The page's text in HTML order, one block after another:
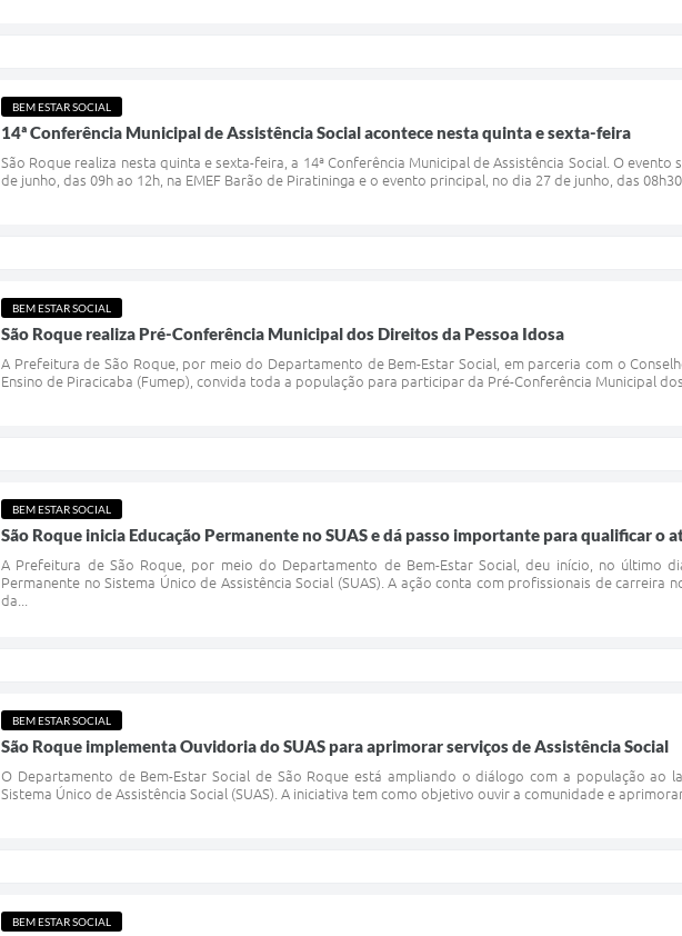
BEM ESTAR SOCIAL
14ª Conferência Municipal de Assistência Social acontece nesta quinta e sexta-feira
São Roque realiza nesta quinta e sexta-feira, a 14ª Conferência Municipal de Assistência Social. O
de junho, das 09h ao 12h, na EMEF Barão de Piratininga e o evento principal, no dia 27 de junho, das 08h30
BEM ESTAR SOCIAL
São Roque realiza Pré-Conferência Municipal dos Direitos da Pessoa Idosa
A Prefeitura de São Roque, por meio do Departamento de Bem-Estar Social, em parceria com o
Ensino de Piracicaba (Fumep), convida toda a população para participar da Pré-Conferência Municipal
BEM ESTAR SOCIAL
São Roque inicia Educação Permanente no SUAS e dá passo importante para qualificar o
A Prefeitura de São Roque, por meio do Departamento de Bem-Estar Social, deu início, no último
Permanente no Sistema Único de Assistência Social (SUAS). A ação conta com profissionais de carreira
da...
BEM ESTAR SOCIAL
São Roque implementa Ouvidoria do SUAS para aprimorar serviços de Assistência Social
O Departamento de Bem-Estar Social de São Roque está ampliando o diálogo com a população ao
Sistema Único de Assistência Social (SUAS). A iniciativa tem como objetivo ouvir a comunidade e
BEM ESTAR SOCIAL